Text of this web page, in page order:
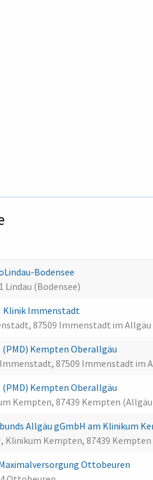
Bodensee
Lindau (Bodensee)
Klinik Immenstadt
87509 Immenstadt im Allgäu
Kempten Oberallgäu
87509 Immenstadt im
Kempten Oberallgäu
Kempten, 87439 Kempten
Allgäu gGmbH am Klinikum
Klinikum Kempten, 87439
Ottobeuren